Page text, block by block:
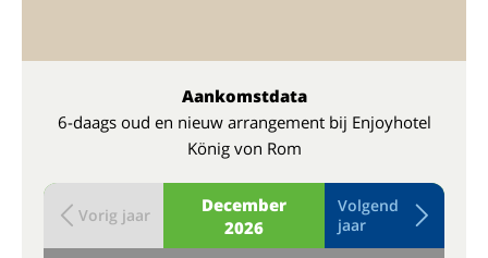
Aankomstdata
6-daags oud en nieuw arrangement bij Enjoyhotel
König von Rom
December
2026
Vorig jaar
Volgend
jaar